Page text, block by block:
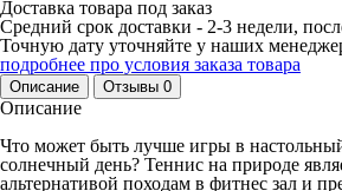
Доставка товара под заказ
Средний срок доставки - 2-3 недели,
Точную дату уточняйте у наших
подробнее про условия заказа товара
Описание Отзывы 0
Описание
Что может быть лучше игры в
солнечный день? Теннис на природе
альтернативой походам в фитнес зал и